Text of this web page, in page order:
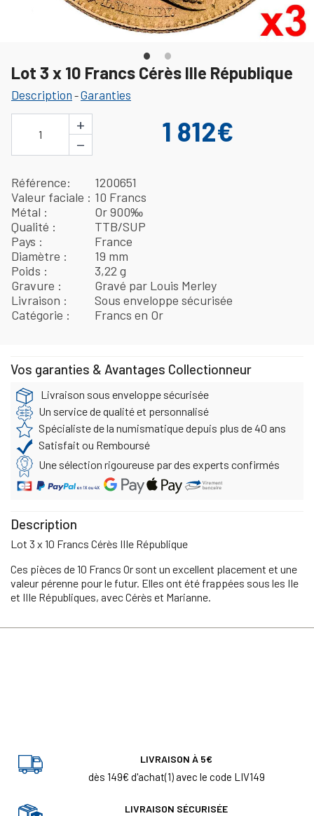
Lot 3 x 10 Francs Cérès IIIe République
Description -Garanties
1
+
−
1 812€
Référence
1200651
Valeur faciale
10 Francs
Métal
Or 900‰
Qualité
TTB/SUP
Pays
France
Diamètre
19 mm
Poids
3,22 g
Gravure
Gravé par Louis Merley
Livraison
Sous enveloppe sécurisée
Catégorie
Francs en Or
Vos garanties & Avantages Collectionneur
Livraison sous enveloppe sécurisée
Un service de qualité et personnalisé
Spécialiste de la numismatique depuis plus de 40 ans
Satisfait ou Remboursé
Une sélection rigoureuse par des experts confirmés
Description
Lot 3 x 10 Francs Cérès IIIe République
Ces pièces de 10 Francs Or sont un excellent placement et une
valeur pérenne pour le futur. Elles ont été frappées sous les IIe
et IIIe Républiques, avec Cérès et Marianne.
LIVRAISON À 5€
dès 149€ d'achat(1) avec le code LIV149
LIVRAISON SÉCURISÉE